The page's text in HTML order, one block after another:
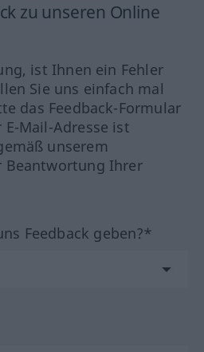
zu unseren Online
ist Ihnen ein Fehler
Sie uns einfach mal
das Feedback-Formular
E-Mail-Adresse ist
unserem
Beantwortung Ihrer
Feedback geben?*